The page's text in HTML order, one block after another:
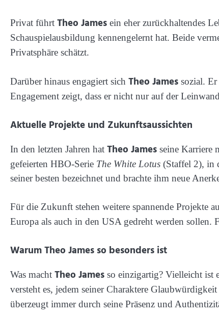
Privat führt Theo James ein eher zurückhaltendes
Schauspielausbildung kennengelernt hat. Beide
Privatsphäre schätzt.
Darüber hinaus engagiert sich Theo James sozial.
Engagement zeigt, dass er nicht nur auf der
Aktuelle Projekte und Zukunftsaussichten
In den letzten Jahren hat Theo James seine Karriere
gefeierten HBO-Serie The White Lotus (Staffel 2), in
seiner besten bezeichnet und brachte ihm neue
Für die Zukunft stehen weitere spannende Projekte
Europa als auch in den USA gedreht werden sollen.
Warum Theo James so besonders ist
Was macht Theo James so einzigartig? Vielleicht ist
versteht es, jedem seiner Charaktere
überzeugt immer durch seine Präsenz und